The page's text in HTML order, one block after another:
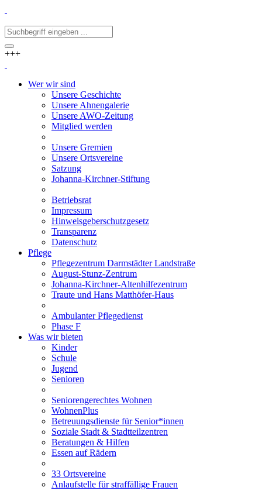
+++
Wer wir sind
Unsere Geschichte
Unsere Ahnengalerie
Unsere AWO-Zeitung
Mitglied werden
Unsere Gremien
Unsere Ortsvereine
Satzung
Johanna-Kirchner-Stiftung
Betriebsrat
Impressum
Hinweisgeberschutzgesetz
Transparenz
Datenschutz
Pflege
Pflegezentrum Darmstädter Landstraße
August-Stunz-Zentrum
Johanna-Kirchner-Altenhilfezentrum
Traute und Hans Matthöfer-Haus
Ambulanter Pflegedienst
Phase F
Was wir bieten
Kinder
Schule
Jugend
Senioren
Seniorengerechtes Wohnen
WohnenPlus
Betreuungsdienste für Senior*innen
Soziale Stadt & Stadtteilzentren
Beratungen & Hilfen
Essen auf Rädern
33 Ortsvereine
Anlaufstelle für straffällige Frauen